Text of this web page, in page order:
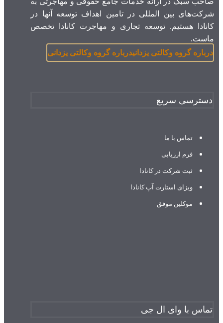
شرکت‌های بین المللی در تامین اهداف توسعه آنها در
کانادا هستیم. توسعه تجاری و مهاجرت کانادا تخصص
ماست.
درباره گروه وکالتی یزدانیدرباره گروه وکالتی یزدانی
دسترسی سریع
تماس با ما
فرم ارزیابی
ثبت شرکت در کانادا
ویزای استارت آپ کانادا
موکلین موفق
تماس با وای ال جی